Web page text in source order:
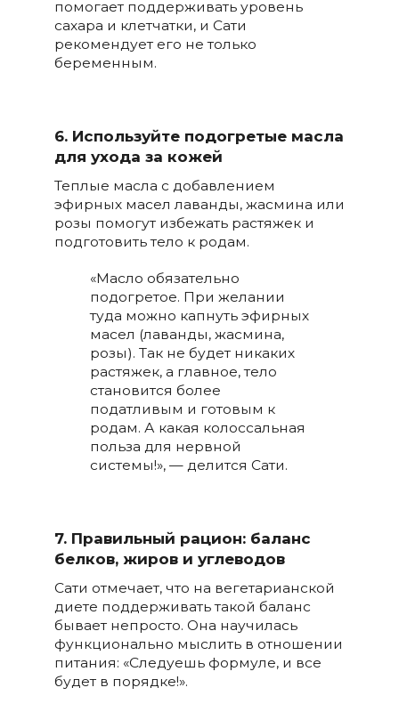
помогает поддерживать уровень
сахара и клетчатки, и Сати
рекомендует его не только
беременным.
6. Используйте подогретые масла
для ухода за кожей
Теплые масла с добавлением
эфирных масел лаванды, жасмина или
розы помогут избежать растяжек и
подготовить тело к родам.
«Масло обязательно
подогретое. При желании
туда можно капнуть эфирных
масел (лаванды, жасмина,
розы). Так не будет никаких
растяжек, а главное, тело
становится более
податливым и готовым к
родам. А какая колоссальная
польза для нервной
системы!», — делится Сати.
7. Правильный рацион: баланс
белков, жиров и углеводов
Сати отмечает, что на вегетарианской
диете поддерживать такой баланс
бывает непросто. Она научилась
функционально мыслить в отношении
питания: «Следуешь формуле, и все
будет в порядке!».